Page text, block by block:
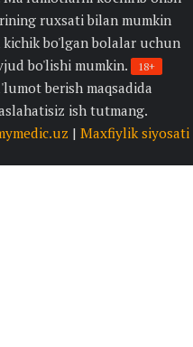
ruxsati bilan mumkin
bo'lgan bolalar uchun
bo'lishi mumkin.
18+
berish maqsadida
ish tutmang.
| Maxfiylik siyosati